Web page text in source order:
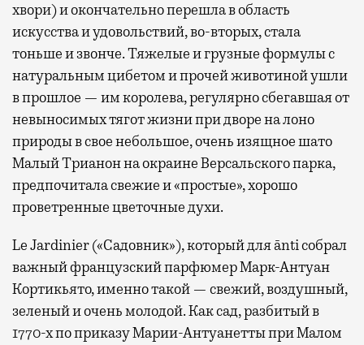
хвори) и окончательно перешла в область
искусства и удовольствий, во-вторых, стала
тоньше и звонче. Тяжелые и грузные формулы с
натуральным цибетом и прочей животиной ушли
в прошлое — им королева, регулярно cбегавшая от
невыносимых тягот жизни при дворе на лоно
природы в свое небольшое, очень изящное шато
Малый Трианон на окраине Версальского парка,
предпочитала свежие и «простые», хорошо
проветренные цветочные духи.
Le Jardinier («Садовник»), который для ānti собрал
важный французский парфюмер Марк-Антуан
Кортикьято, именно такой — свежий, воздушный,
зеленый и очень молодой. Как сад, разбитый в
1770-х по приказу Марии-Антуанетты при Малом